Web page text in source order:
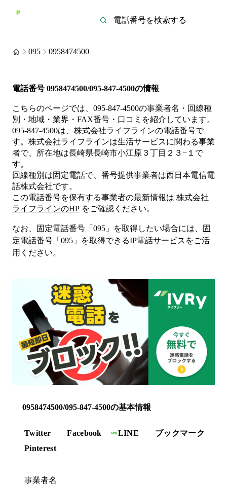
095 0958474500
電話番号 0958474500/095-847-4500の情報
こちらのページでは、 095-847-4500の事業者名・回線種
別・地域・業界・FAX番号・口コミを紹介しています。
095-847-4500は、 株式会社ライフラインの電話番号で
す。 株式会社ライフラインは生活サービスに関わる事業
者で、所在地は長崎県長崎市小江原３丁目２３−１ で
す。
回線種別は固定電話で、番号提供事業者は西日本電信電
話株式会社です。
この電話番号を保有する事業者の最新情報は 株式会社
ライフラインのHP をご確認ください。
なお、固定電話番号「 095 」を取得したい場合には、
固
定電話番号「 095 」を取得できるIP電話サービス をご活
用ください。
0958474500/095-847-4500の基本情報
Twitter Facebook LINE
ブックマーク
Pinterest
事業者名